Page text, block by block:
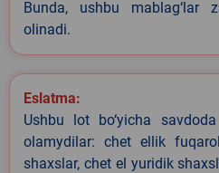
Bunda, ushbu mablag‘lar
olinadi.
Eslatma:
Ushbu lot bo‘yicha
olamydilar: chet ellik
shaxslar, chet el yuridik